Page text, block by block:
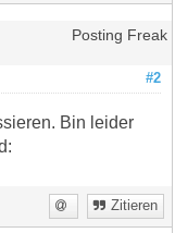
Posting Freak
#2
Bin leider
Zitieren